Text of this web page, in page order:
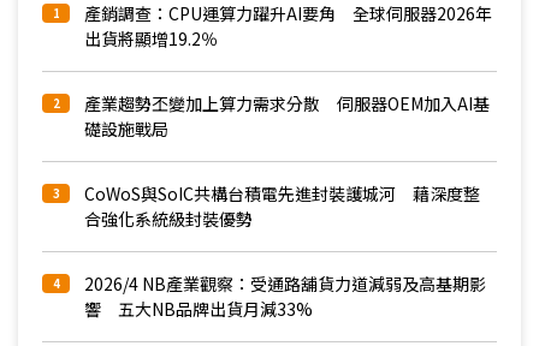
1
產銷調查：CPU運算力躍升AI要角 全球伺服器2026年
出貨將顯增19.2％
2
產業趨勢丕變加上算力需求分散 伺服器OEM加入AI基
礎設施戰局
3
CoWoS與SoIC共構台積電先進封裝護城河 藉深度整
合強化系統級封裝優勢
4
2026/4 NB產業觀察：受通路舖貨力道減弱及高基期影
響 五大NB品牌出貨月減33%